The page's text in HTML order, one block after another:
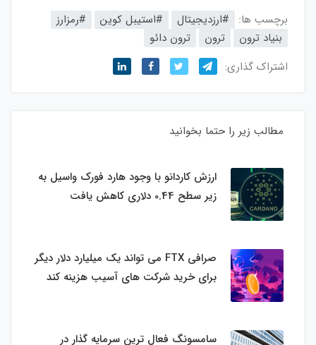
برچسب ها: #ارزدیجیتال #استیبل کوین
#رمزارز
بنیاد ترون
ترون
ترون دائو
اشتراک گذاری:
مطالب زیر را حتما بخوانید
ارزش کاردانو با وجود هارد فورک واسیل به
زیر سطح 0.44 دلاری کاهش یافت
صرافی FTX می تواند یک میلیارد دلار دیگر
برای خرید شرکت های آسیب هزینه کند
سامسونگ فعال‌ ترین سرمایه‌ گذار در